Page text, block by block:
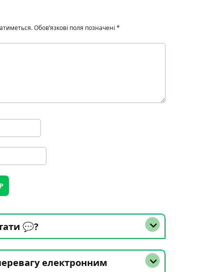
Обов’язкові поля позначені *
💬?
електронним